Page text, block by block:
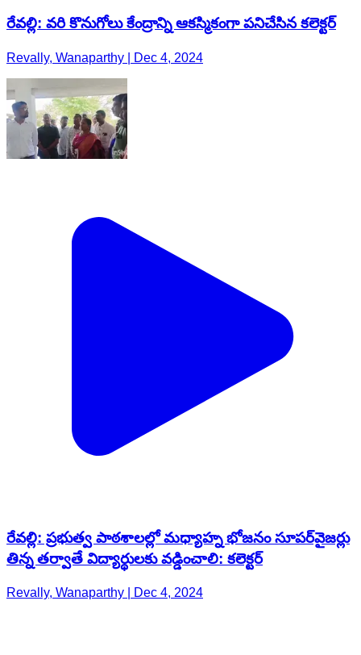
రేవల్లి: వరి కొనుగోలు కేంద్రాన్ని ఆకస్మికంగా పనిచేసిన కలెక్టర్
Revally, Wanaparthy | Dec 4, 2024
రేవల్లి: ప్రభుత్వ పాఠశాలల్లో మధ్యాహ్న భోజనం సూపర్‌వైజర్లు
తిన్న తర్వాతే విద్యార్థులకు వడ్డించాలి: కలెక్టర్‌
Revally, Wanaparthy | Dec 4, 2024